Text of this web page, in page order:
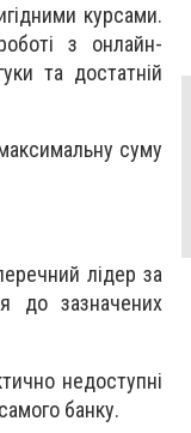
курсами.
з онлайн-
та достатній
суму
лідер за
до зазначених
недоступні
банку.